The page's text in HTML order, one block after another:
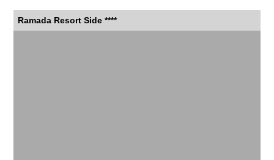
Ramada Resort Side ****